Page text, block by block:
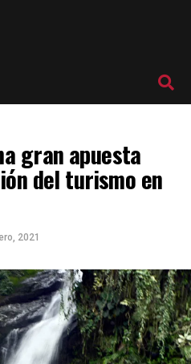
gran apuesta
del turismo en
2021